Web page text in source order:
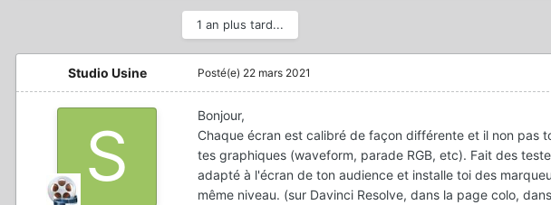
1 an plus tard...
Studio Usine Posté(e) 22 mars 2021
Bonjour,
Chaque écran est calibré de façon différente et il non pas
tes graphiques (waveform, parade RGB, etc). Fait des
adapté à l'écran de ton audience et installe toi des
même niveau. (sur Davinci Resolve, dans la page colo,